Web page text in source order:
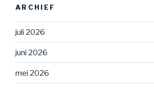
ARCHIEF
juli 2026
juni 2026
mei 2026